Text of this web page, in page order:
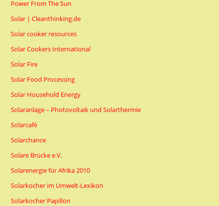
Power From The Sun
Solar | Cleanthinking.de
Solar cooker resources
Solar Cookers International
Solar Fire
Solar Food Processing
Solar Household Energy
Solaranlage – Photovoltaik und Solarthermie
Solarcafé
Solarchance
Solare Brücke e.V.
Solarenergie für Afrika 2010
Solarkocher im Umwelt-Lexikon
Solarkocher Papillon